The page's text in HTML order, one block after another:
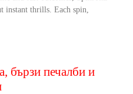
instant thrills. Each spin,
бързи печалби и